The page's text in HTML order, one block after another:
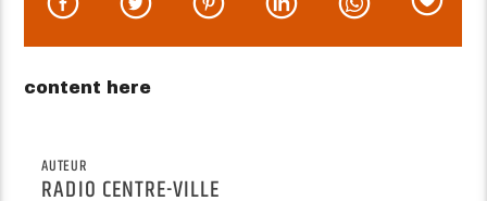
content here
AUTEUR
RADIO CENTRE-VILLE